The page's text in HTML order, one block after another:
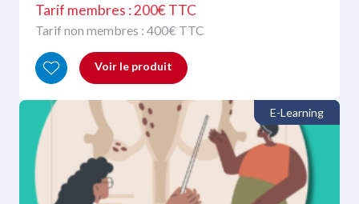
Tarif membres : 200€ TTC
Tarif non membres : 400€ TTC
Voir le produit
E-Learning